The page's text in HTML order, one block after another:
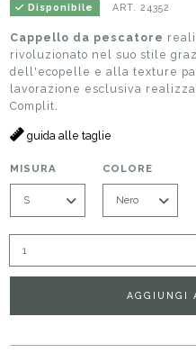
Disponibile ART. 24352
Cappello da pescatore
rivoluzionato nel suo stile
dell'ecopelle e alla texture
lavorazione esclusiva
Complit.
guida alle taglie
MISURA COLORE
AGGIUNGI